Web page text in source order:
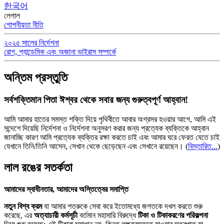
한국어
লেগাল
গোপনীয়তা নীতি
২০২৫ সালের নির্দেশনা
রোগ, প্যান্ডেমিক এবং অজানা ভাইরাস সম্পর্কে
অন্তিম প্রস্তুতি
সর্বশক্তিমান পিতা ঈশ্বর থেকে সবার জন্য গুরুত্বপূর্ণ আহ্বান!
আমি আমার হাতের সমস্ত শক্তি দিয়ে পৃথিবীতে আবার অগ্রসর হওয়ার আগে, আমি এই
সন্দেশে দিয়েছি নির্দেশনা ও নির্দেশনা অনুসরণ করার জন্য প্রত্যেক ব্যক্তিকে আহ্বান
জানাচ্ছি কারণ আমি প্রত্যেক ব্যক্তির রক্ষা করতে চাই এবং আমার ঘরে ফেরত যেতে চাই
যেখানে তিনি/তিনি আসেন, সেখান থেকে ছেড়েছেন এবং সেখানে রয়েছেন। (বিস্তারিত...)
লাল রঙের সতর্কতা
আমাদের স্বাধীনতার, আমাদের অস্তিত্বের সমাপ্তি
নতুন বিশ্ব ক্রমযা আমার শত্রুকে সেবা করে ইতোমধ্যে জগতকে দখল করতে শুরু
করেছে, এরঅত্যাচারী কর্মসূচীবর্তমান মহামারি বিরুদ্ধেটিকা ও টিকাকরণের পরিকল্পনা